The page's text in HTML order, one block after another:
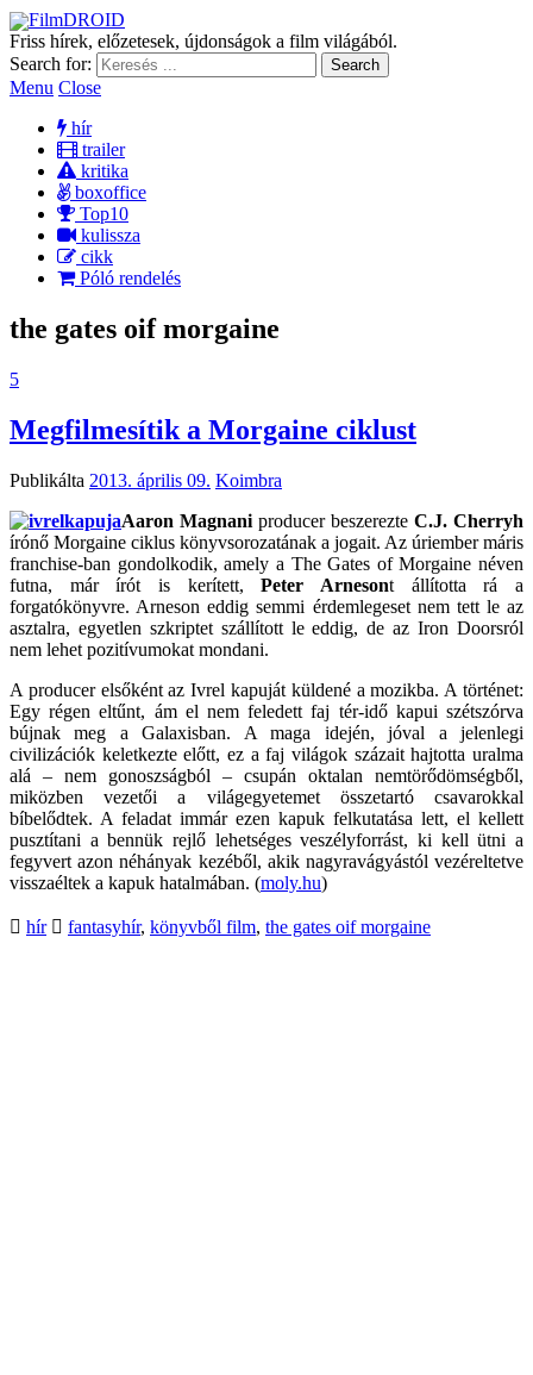
FilmDROID
Friss hírek, előzetesek, újdonságok a film világából.
Search for:
Menu Close
hír
trailer
kritika
boxoffice
Top10
kulissza
cikk
Póló rendelés
the gates oif morgaine
5
Megfilmesítik a Morgaine ciklust
Publikálta 2013. április 09. Koimbra
Aaron Magnani producer beszerezte C.J. Cherryh
írónő Morgaine ciklus könyvsorozatának a jogait. Az úriember máris
franchise-ban gondolkodik, amely a The Gates of Morgaine néven
futna, már írót is kerített, Peter Arnesont állította rá a
forgatókönyvre. Arneson eddig semmi érdemlegeset nem tett le az
asztalra, egyetlen szkriptet szállított le eddig, de az Iron Doorsról
nem lehet pozitívumokat mondani.
A producer elsőként az Ivrel kapuját küldené a mozikba. A történet:
Egy régen eltűnt, ám el nem feledett faj tér-idő kapui szétszórva
bújnak meg a Galaxisban. A maga idején, jóval a jelenlegi
civilizációk keletkezte előtt, ez a faj világok százait hajtotta uralma
alá – nem gonoszságból – csupán oktalan nemtörődömségből,
miközben vezetői a világegyetemet összetartó csavarokkal
bíbelődtek. A feladat immár ezen kapuk felkutatása lett, el kellett
pusztítani a bennük rejlő lehetséges veszélyforrást, ki kell ütni a
fegyvert azon néhányak kezéből, akik nagyravágyástól vezéreltetve
visszaéltek a kapuk hatalmában. (moly.hu)
hír fantasyhír, könyvből film, the gates oif morgaine